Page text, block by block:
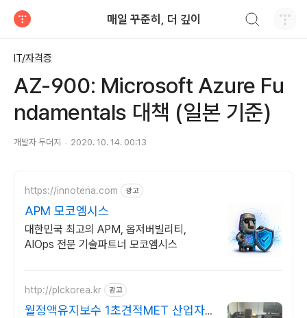
매일 꾸준히, 더 깊이
IT/자격증
AZ-900: Microsoft Azure Fu
ndamentals 대책 (일본 기준)
개발자 두더지 2020. 10. 14. 00:13
https://innotena.com 광고
APM 모코엠시스
대한민국 최고의 APM, 옵저버빌리티,
AIOps 전문 기술파트너 모코엠시스
http://plckorea.kr 광고
월정액유지보수 1초견적MET 산업자